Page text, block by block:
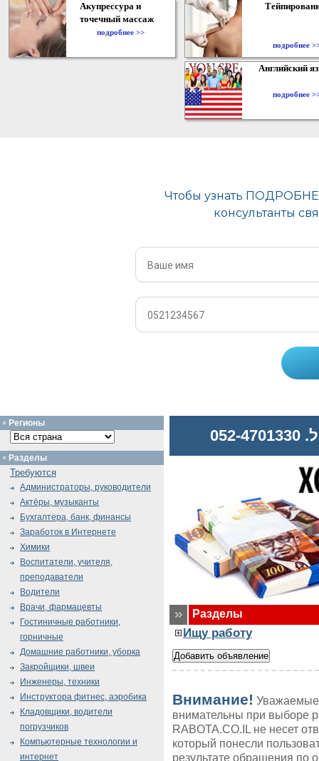
Акупрессура и
точечный массаж
подробнее >>
подробнее
Английский
подробнее
Разделы
Ищу работу
Внимание! Уважаемые
внимательны при выборе
RABOTA.CO.IL не несет
который понесли
результате обращения
Регионы
Разделы
Требуются
Администраторы, руководители
Актёры, музыканты
Бухгалтера, банк, финансы
Заработок в Интернете
Химики
Воспитатели, учителя,
преподаватели
Водители
Врачи, фармацевты
Гостиничные работники,
горничные
Домашние работники, уборка
Закройщики, швеи
Инженеры, техники
Инструктора фитнес, аэробика
Кладовщики, водители
погрузчиков
Компьютерные технологии и
интернет